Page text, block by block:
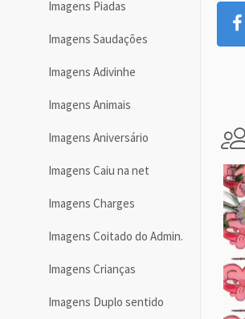
Imagens Piadas
Imagens Saudações
Imagens Adivinhe
Imagens Animais
Imagens Aniversário
Imagens Caiu na net
Imagens Charges
Imagens Coitado do Admin.
Imagens Crianças
Imagens Duplo sentido